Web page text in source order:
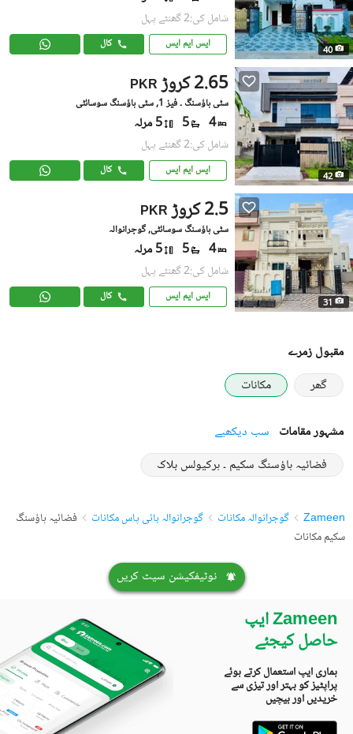
40
شامل کی:2 گھنٹے پہل
ایس ایم ایس کال
42
PKR 2.65 کروڑ
سٹی ہاؤسنگ ۔ فیز 1, سٹی ہاؤسنگ سوسائٹی
4
5 5 مرلہ
شامل کی:2 گھنٹے پہل
ایس ایم ایس کال
31
PKR 2.5 کروڑ
سٹی ہاؤسنگ سوسائٹی, گوجرانوالہ
4
5 5 مرلہ
شامل کی:2 گھنٹے پہل
ایس ایم ایس کال
مقبول زمرے
گھر
مکانات
مشہور مقامات سب دیکھیے
فضائیہ ہاؤسنگ سکیم ۔ ہرکیولس بلاک
Zameen گوجرانوالہ مکانات گوجرانوالہ بائی پاس مکانات
فضائیہ ہاؤسنگ
سکیم مکانات
نوٹیفکیشن سیٹ کریں
Zameen ایپ
حاصل کیجئے
ہماری ایپ استعمال کرتے ہوئے
پراپٹیز کو بہتر اور تیزی سے
خریدیں اور بیچیں